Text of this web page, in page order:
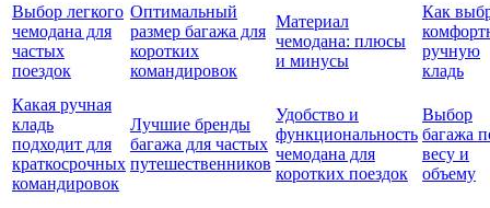
Выбор легкого
чемодана для
частых
поездок
Оптимальный
размер багажа для
коротких
командировок
Материал
чемодана: плюсы
и минусы
Как
ручную
кладь
Какая ручная
кладь
подходит для
краткосрочных
командировок
Лучшие бренды
багажа для частых
путешественников
Удобство и
функциональность
чемодана для
коротких поездок
Выбор
багажа
весу и
объему